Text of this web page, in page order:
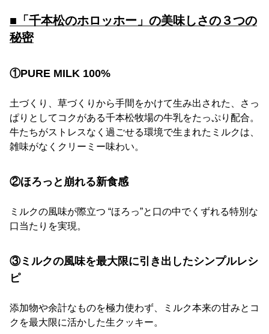
■「千本松のホロッホー」の美味しさの３つの
秘密
①PURE MILK 100%
土づくり、草づくりから手間をかけて生み出された、さっ
ぱりとしてコクがある千本松牧場の牛乳をたっぷり配合。
牛たちがストレスなく過ごせる環境で生まれたミルクは、
雑味がなくクリーミー味わい。
②ほろっと崩れる新食感
ミルクの風味が際立つ “ほろっ”と口の中でくずれる特別な
口当たりを実現。
③ミルクの風味を最大限に引き出したシンプルレシ
ピ
添加物や余計なものを極力使わず、ミルク本来の甘みとコ
クを最大限に活かした生クッキー。